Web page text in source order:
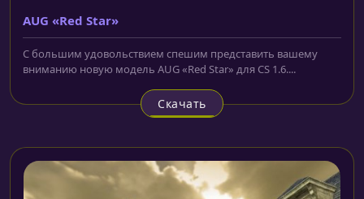
AUG «Red Star»
С большим удовольствием спешим представить вашему
вниманию новую модель AUG «Red Star» для CS 1.6....
Скачать